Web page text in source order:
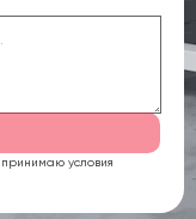
условия